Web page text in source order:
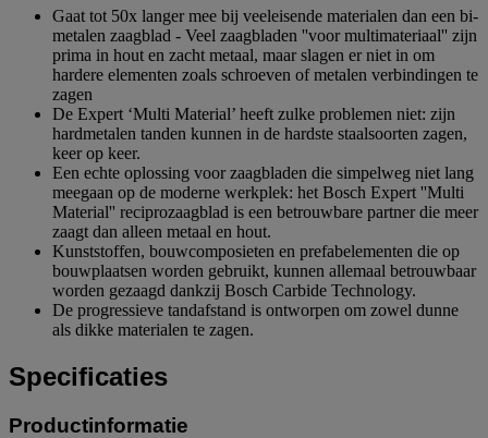
Gaat tot 50x langer mee bij veeleisende materialen dan een bi-
metalen zaagblad - Veel zaagbladen ''voor multimateriaal'' zijn
prima in hout en zacht metaal, maar slagen er niet in om
hardere elementen zoals schroeven of metalen verbindingen te
zagen
De Expert ‘Multi Material’ heeft zulke problemen niet: zijn
hardmetalen tanden kunnen in de hardste staalsoorten zagen,
keer op keer.
Een echte oplossing voor zaagbladen die simpelweg niet lang
meegaan op de moderne werkplek: het Bosch Expert ''Multi
Material'' reciprozaagblad is een betrouwbare partner die meer
zaagt dan alleen metaal en hout.
Kunststoffen, bouwcomposieten en prefabelementen die op
bouwplaatsen worden gebruikt, kunnen allemaal betrouwbaar
worden gezaagd dankzij Bosch Carbide Technology.
De progressieve tandafstand is ontworpen om zowel dunne
als dikke materialen te zagen.
Specificaties
Productinformatie